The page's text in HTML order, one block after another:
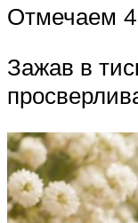
Отмечаем 4
Зажав в